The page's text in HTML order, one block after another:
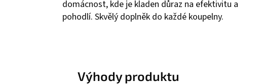
domácnost, kde je kladen důraz na efektivitu a
pohodlí. Skvělý doplněk do každé koupelny.
Výhody produktu